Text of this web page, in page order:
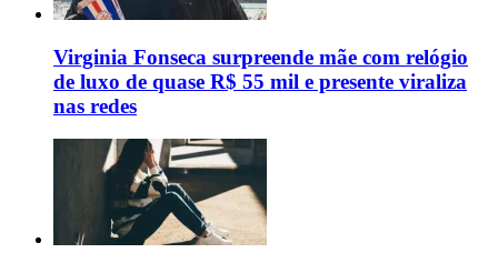
Virginia Fonseca surpreende mãe com relógio
de luxo de quase R$ 55 mil e presente viraliza
nas redes